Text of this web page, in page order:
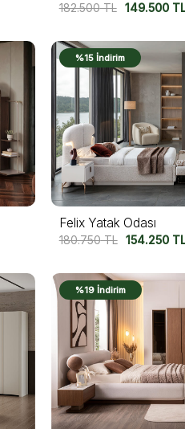
182.500TL 149.500
%15 İndirim
Felix Yatak Odası
180.750TL 154.250
%19 İndirim